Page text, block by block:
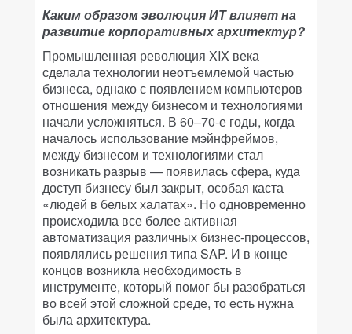
Каким образом эволюция ИТ влияет на
развитие корпоративных архитектур?
Промышленная революция XIX века
сделала технологии неотъемлемой частью
бизнеса, однако с появлением компьютеров
отношения между бизнесом и технологиями
начали усложняться. В 60–70-е годы, когда
началось использование мэйнфреймов,
между бизнесом и технологиями стал
возникать разрыв — появилась сфера, куда
доступ бизнесу был закрыт, особая каста
«людей в белых халатах». Но одновременно
происходила все более активная
автоматизация различных бизнес-процессов,
появлялись решения типа SAP. И в конце
концов возникла необходимость в
инструменте, который помог бы разобраться
во всей этой сложной среде, то есть нужна
была архитектура.